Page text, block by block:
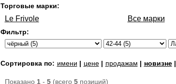
Торговые марки:
Le Frivole Все марки
Фильтр:
Сортировка по: имени | цене| продажам | новизне|
Показано 1- 5(всего 5позиций)